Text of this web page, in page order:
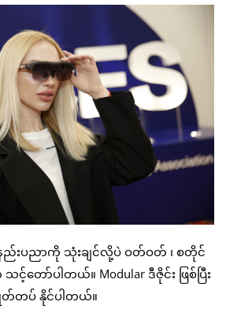
နည်းပညာကို သုံးချင်လို့ပဲ ဝတ်ဝတ် ၊ စတိုင်
ော်ပါတယ်။ Modular ဒီဇိုင်း ဖြစ်ပြီး
တပ် နိုင်ပါတယ်။